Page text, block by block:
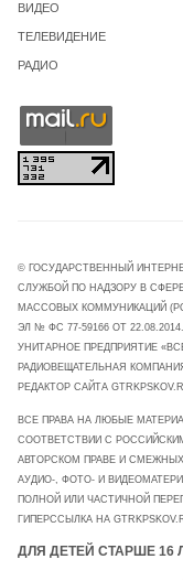
ВИДЕО
ТЕЛЕВИДЕНИЕ
РАДИО
© ГОСУДАРСТВЕННЫЙ
СЛУЖБОЙ ПО НАДЗОРУ В
МАССОВЫХ КОММУНИКАЦИЙ
ЭЛ № ФС 77-59166 ОТ
УНИТАРНОЕ ПРЕДПРИЯТИЕ
РАДИОВЕЩАТЕЛЬНАЯ
РЕДАКТОР САЙТА
ВСЕ ПРАВА НА ЛЮБЫЕ
СООТВЕТСТВИИ С
АВТОРСКОМ ПРАВЕ И
АУДИО-, ФОТО- И
ПОЛНОЙ ИЛИ ЧАСТИЧНОЙ
ГИПЕРССЫЛКА НА
ДЛЯ ДЕТЕЙ СТАРШЕ 16